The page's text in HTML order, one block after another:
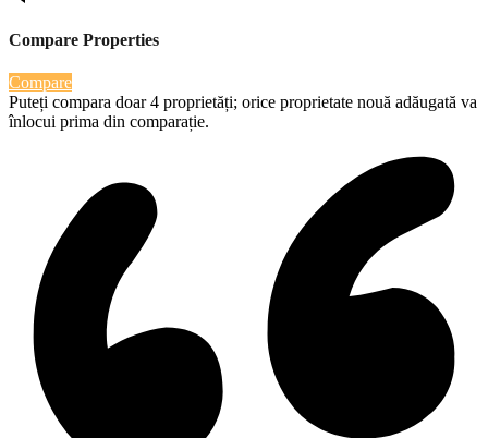
Compare Properties
Compare
Puteți compara doar 4 proprietăți; orice proprietate nouă adăugată va
înlocui prima din comparație.